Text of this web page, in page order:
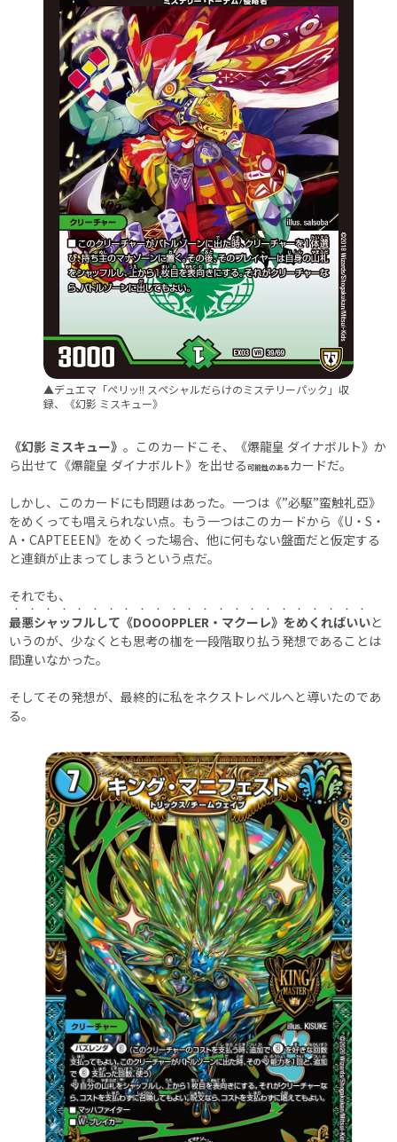
▲デュエマ「ペリッ!! スペシャルだらけのミステリーパック」収
録、《幻影 ミスキュー》
《幻影 ミスキュー》 。このカードこそ、《爆龍皇 ダイナボルト》か
ら出せて《爆龍皇 ダイナボルト》を出せる可能性のあるカードだ。
しかし、このカードにも問題はあった。一つは《”必駆”蛮触礼亞》
をめくっても唱えられない点。もう一つはこのカードから《U・S・
A・CAPTEEEN》をめくった場合、他に何もない盤面だと仮定する
と連鎖が止まってしまうという点だ。
それでも、
最悪シャッフルして《DOOOPPLER・マクーレ》をめくればいい
・・・・・・・・・・・・・・・・・・・・・・・
と
いうのが、少なくとも思考の枷を一段階取り払う発想であることは
間違いなかった。
そしてその発想が、最終的に私をネクストレベルへと導いたのであ
る。